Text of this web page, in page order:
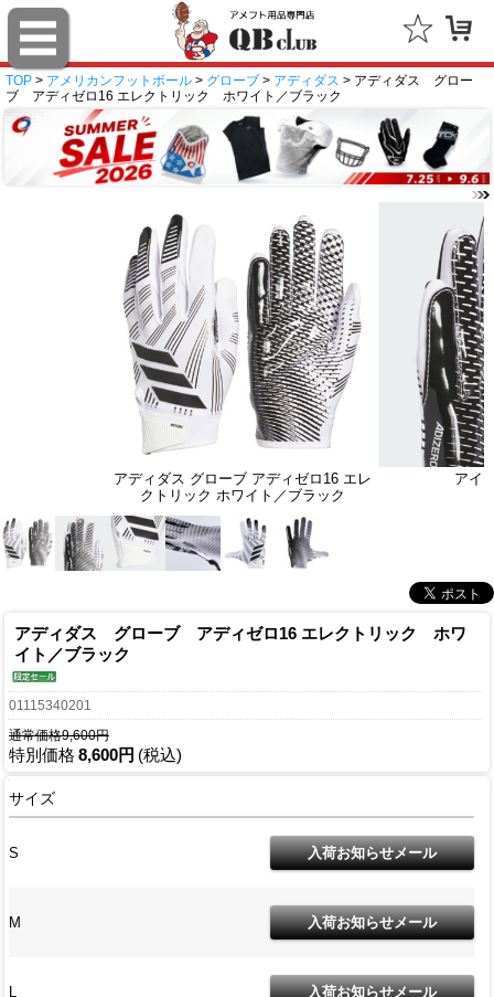
TOP > アメリカンフットボール > グローブ > アディダス > アディダス グロー
ブ アディゼロ16 エレクトリック ホワイト／ブラック
アディダス グローブ アディゼロ16 エレ
クトリック ホワイト／ブラック
アイ
アディダス グローブ アディゼロ16 エレクトリック ホワ
イト／ブラック
01115340201
通常価格9,600円
特別価格 8,600円 (税込)
サイズ
S
M
L